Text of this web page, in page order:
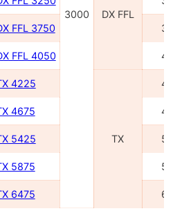
3000 DX FFL
FFL 3750
FFL 4050
4225
TX
4675
5425
5875
6475